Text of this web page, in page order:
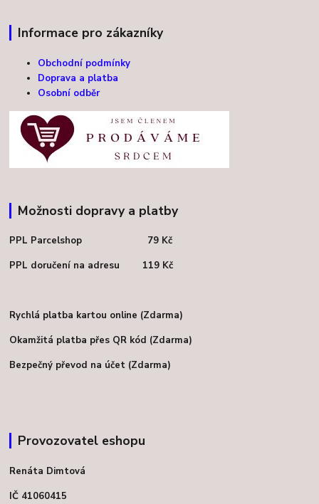
Informace pro zákazníky
Obchodní podmínky
Doprava a platba
Osobní odběr
Možnosti dopravy a platby
PPL Parcelshop 79 Kč
PPL doručení na adresu 119 Kč
Rychlá platba kartou online (Zdarma)
Okamžitá platba přes QR kód (Zdarma)
Bezpečný převod na účet (Zdarma)
Provozovatel eshopu
Renáta Dimtová
IČ 41060415